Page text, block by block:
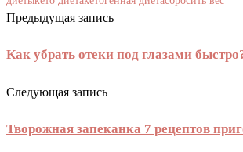
Предыдущая запись
Как убрать отеки под глазами
Следующая запись
Творожная запеканка 7 рецептов